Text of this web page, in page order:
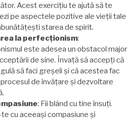
Acest exercițiu te ajută să te
pe aspectele pozitive ale vieții tale
starea de spirit.
la perfecționism:
este adesea un obstacol major
de sine. Învață să accepți că
să faci greșeli și că acestea fac
de învățare și dezvoltare
: Fii blând cu tine însuți.
cu aceeași compasiune și